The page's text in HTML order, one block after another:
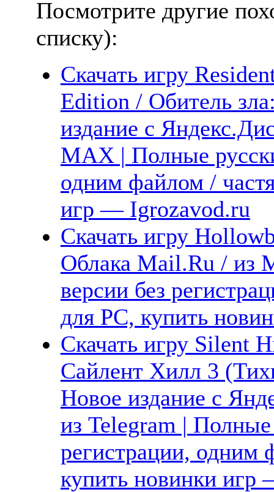
Посмотрите другие
списку):
Скачать игру
Edition / Обитель
издание с
MAX | Полные
одним файлом /
игр — Igrozavod.ru
Скачать игру
Облака Mail.Ru / из
версии без
для PC, купить
Скачать игру
Сайлент Хилл 3
Новое издание с
из Telegram | Полные
регистрации, одним
купить новинки